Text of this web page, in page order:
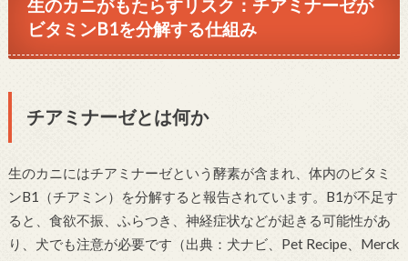
生のカニがもたらすリスク：チアミナーゼが
ビタミンB1を分解する仕組み
チアミナーゼとは何か
生のカニにはチアミナーゼという酵素が含まれ、体内のビタミ
ンB1（チアミン）を分解すると報告されています。B1が不足す
ると、食欲不振、ふらつき、神経症状などが起きる可能性があ
り、犬でも注意が必要です（出典：犬ナビ、Pet Recipe、Merck